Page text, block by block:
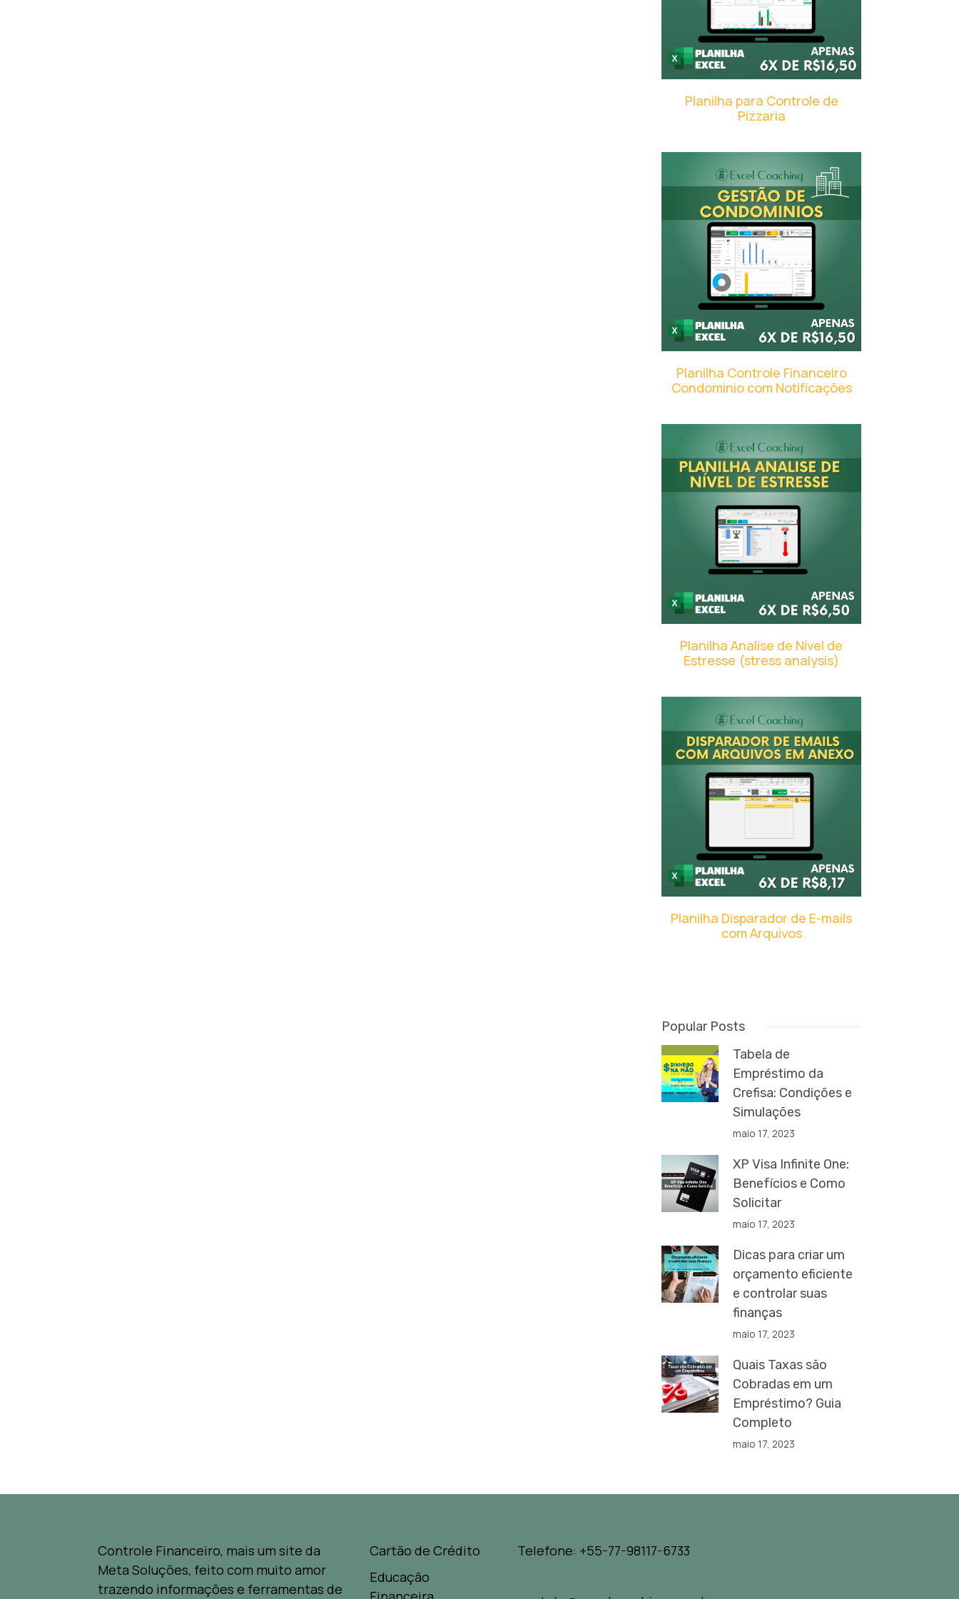
Planilha para Controle de
Pizzaria
Planilha Controle Financeiro
Condominio com Notificações
Planilha Analise de Nível de
Estresse (stress analysis)
Planilha Disparador de E-mails
com Arquivos
Popular Posts
Tabela de
Empréstimo da
Crefisa: Condições e
Simulações
maio 17, 2023
XP Visa Infinite One:
Benefícios e Como
Solicitar
maio 17, 2023
Dicas para criar um
orçamento eficiente
e controlar suas
finanças
maio 17, 2023
Quais Taxas são
Cobradas em um
Empréstimo? Guia
Completo
maio 17, 2023
Controle Financeiro, mais um site da
Meta Soluções, feito com muito amor
trazendo informações e ferramentas de
Cartão de Crédito
Educação
Telefone: +55-77-98117-6733